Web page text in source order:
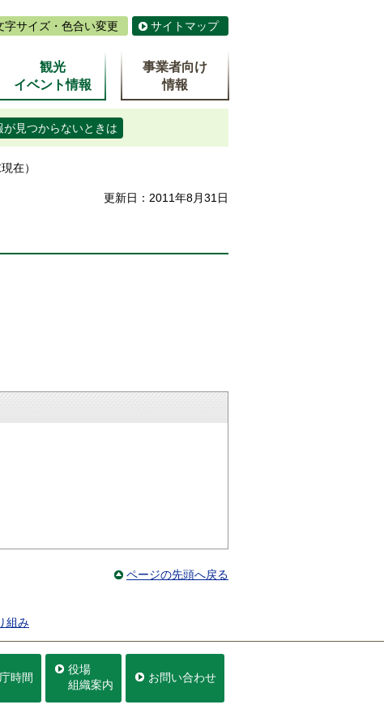
字サイズ・色合い変更 サイトマップ
観光
イベント情報
事業者向け
情報
が見つからないときは
在）
更新日：2011年8月31日
ページの先頭へ戻る
組み
時間
役場
組織案内
お問い合わせ